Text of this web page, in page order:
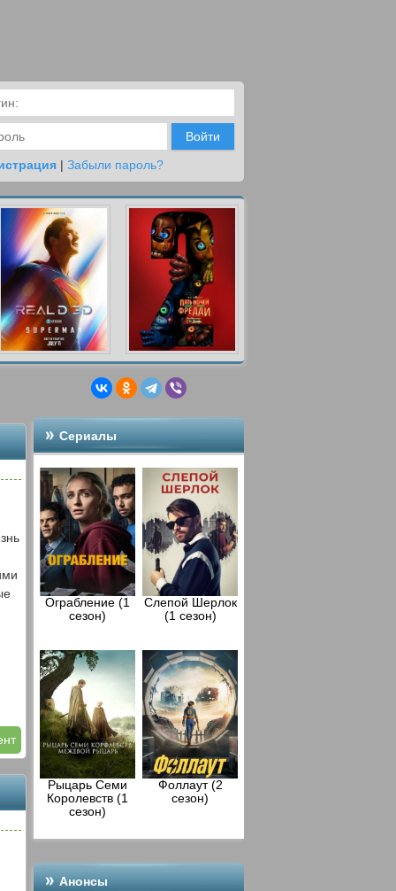
Войти
| Забыли пароль?
и
Сериалы
Ограбление (1
сезон)
Слепой Шерлок
(1 сезон)
Рыцарь Семи
Королевств (1
сезон)
Фоллаут (2
сезон)
Анонсы